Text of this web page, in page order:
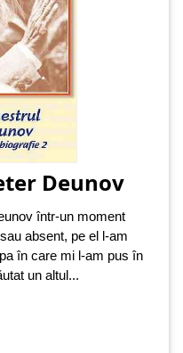
Deunov
într-un moment
absent, pe el l-am
în care mi l-am pus în
un altul...